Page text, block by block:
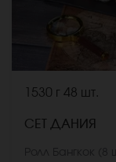
1530 г 48 шт.
СЕТ ДАНИЯ